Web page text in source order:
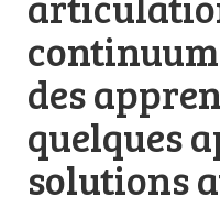
des
quelques
solutions